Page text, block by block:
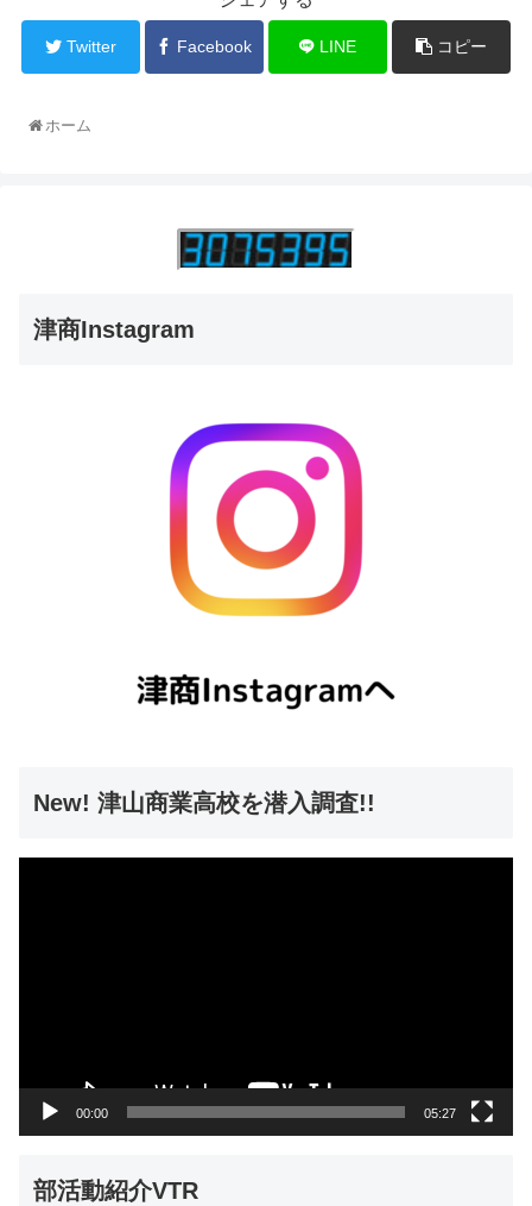
Twitter Facebook LINE コピー
ホーム
津商Instagram
New! 津山商業高校を潜入調査!!
00:00 05:27
部活動紹介VTR